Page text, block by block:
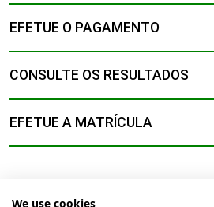
EFETUE O PAGAMENTO
CONSULTE OS RESULTADOS
EFETUE A MATRÍCULA
We use cookies